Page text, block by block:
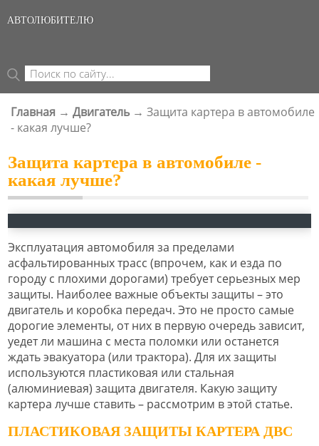
АВТОЛЮБИТЕЛЮ
ФОРМА ПОИСКА
Поиск
ВЫ ЗДЕСЬ
Главная → Двигатель → Защита картера в автомобиле
- какая лучше?
Защита картера в автомобиле -
какая лучше?
Эксплуатация автомобиля за пределами
асфальтированных трасс (впрочем, как и езда по
городу с плохими дорогами) требует серьезных мер
защиты. Наиболее важные объекты защиты – это
двигатель и коробка передач. Это не просто самые
дорогие элементы, от них в первую очередь зависит,
уедет ли машина с места поломки или останется
ждать эвакуатора (или трактора). Для их защиты
используются пластиковая или стальная
(алюминиевая) защита двигателя. Какую защиту
картера лучше ставить – рассмотрим в этой статье.
ПЛАСТИКОВАЯ ЗАЩИТЫ КАРТЕРА ДВС